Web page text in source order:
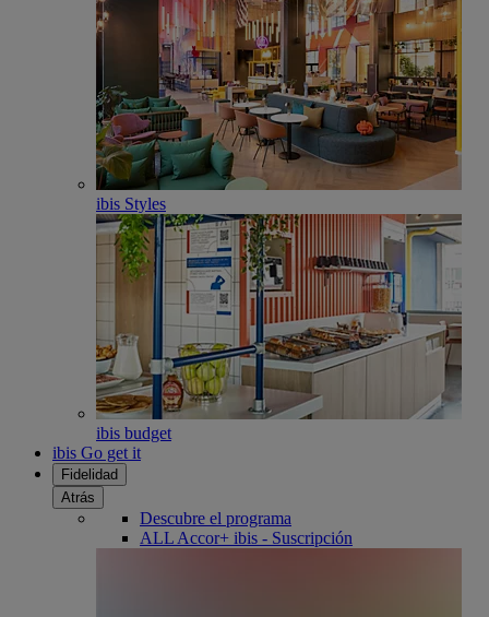
ibis Styles
ibis budget
ibis Go get it
Fidelidad
Atrás
Descubre el programa
ALL Accor+ ibis - Suscripción